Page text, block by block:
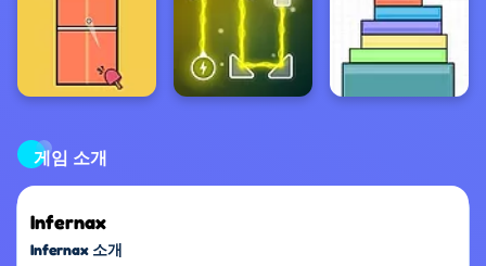
게임 소개
Infernax
Infernax 소개